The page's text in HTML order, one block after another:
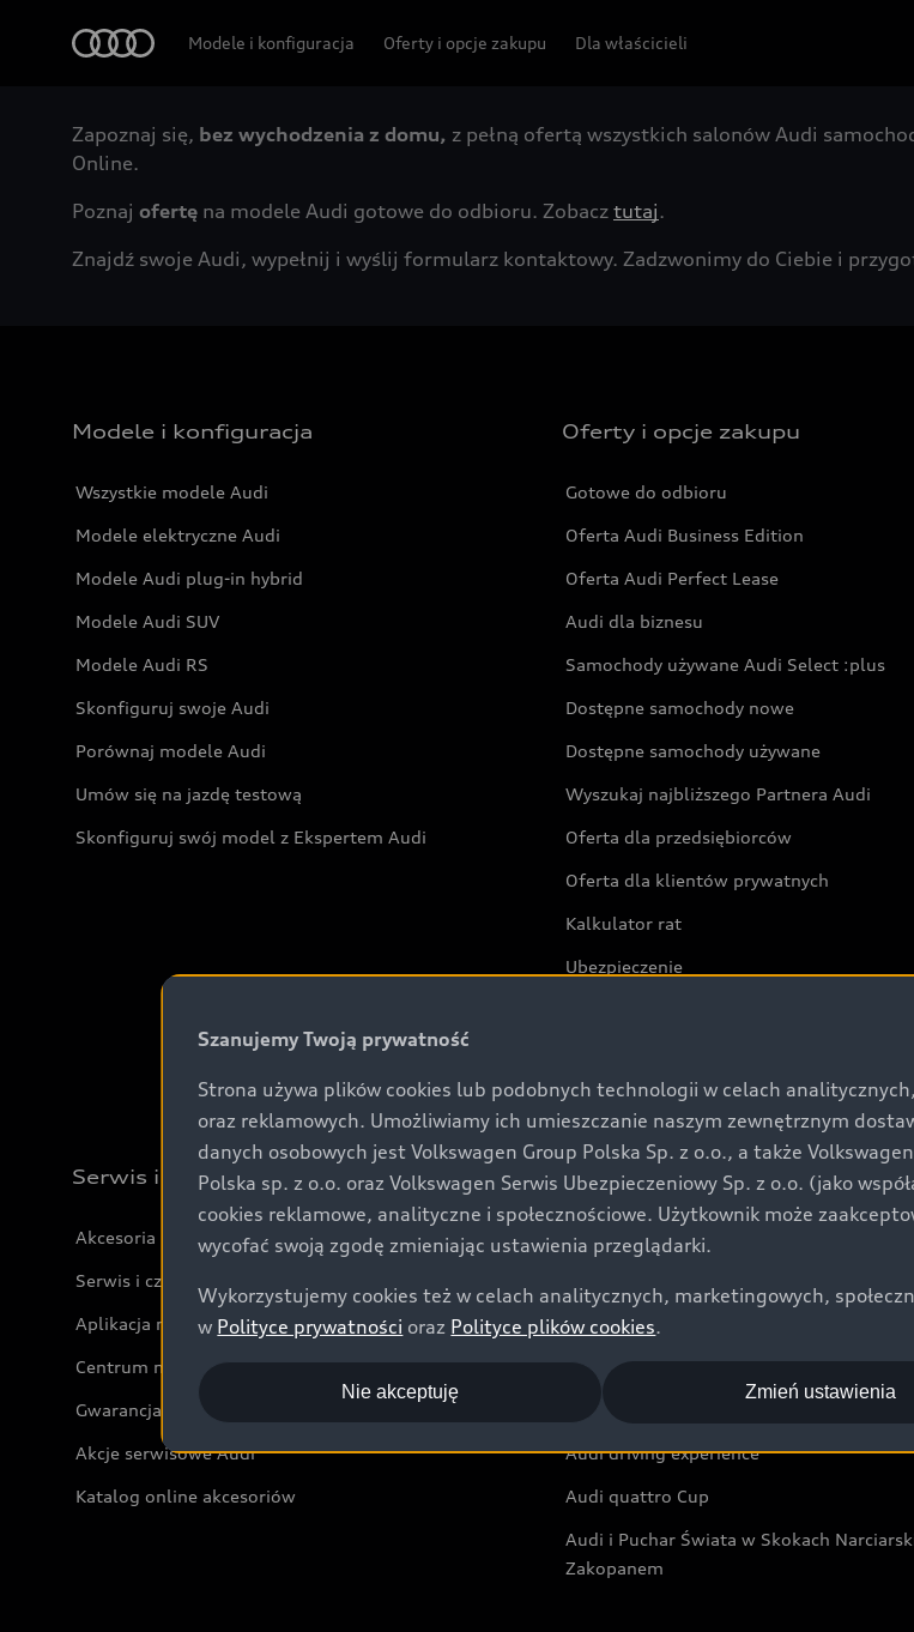
Modele i konfiguracja Oferty i opcje zakupu Dla właścicieli
Zapoznaj się, bez wychodzenia z domu, z pełną ofertą wszystkich salonów Audi
Online.
Poznaj ofertę na modele Audi gotowe do odbioru. Zobacz tutaj.
Znajdź swoje Audi, wypełnij i wyślij formularz kontaktowy. Zadzwonimy do Ciebie i
Modele i konfiguracja
Wszystkie modele Audi
Modele elektryczne Audi
Modele Audi plug-in hybrid
Modele Audi SUV
Modele Audi RS
Skonfiguruj swoje Audi
Porównaj modele Audi
Umów się na jazdę testową
Skonfiguruj swój model z Ekspertem Audi
Oferty i opcje zakupu
Gotowe do odbioru
Oferta Audi Business Edition
Oferta Audi Perfect Lease
Audi dla biznesu
Samochody używane Audi Select :plus
Dostępne samochody nowe
Dostępne samochody używane
Wyszukaj najbliższego Partnera Audi
Oferta dla przedsiębiorców
Oferta dla klientów prywatnych
Kalkulator rat
Ubezpieczenie
Audi exclusive
Serwis i akcesoria
Akcesoria
Serwis i części
Aplikacja myAudi i usługi cyfrowe
Centrum napraw powypadkowych
Gwarancja
Akcje serwisowe Audi
Katalog online akcesoriów
Świat Audi
Aktualności i historie postępu
Audi Nuvolari
Audi Sport Festiwal
Audi i Muzeum Sztuki Nowoczesnej w
Audi driving experience
Audi quattro Cup
Audi i Puchar Świata w Skokach
Zakopanem
Szanujemy Twoją prywatność
Strona używa plików cookies lub podobnych technologii w celach
oraz reklamowych. Umożliwiamy ich umieszczanie naszym zewnętrznym
danych osobowych jest Volkswagen Group Polska Sp. z o.o., a także
Polska sp. z o.o. oraz Volkswagen Serwis Ubezpieczeniowy Sp. z o.o. (jako
cookies reklamowe, analityczne i społecznościowe. Użytkownik może
wycofać swoją zgodę zmieniając ustawienia przeglądarki.
Wykorzystujemy cookies też w celach analitycznych, marketingowych,
w Polityce prywatności oraz Polityce plików cookies.
Nie akceptuję Zmień ustawienia